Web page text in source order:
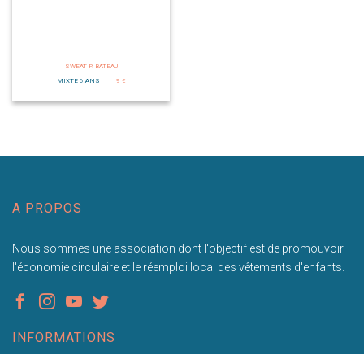
SWEAT P. BATEAU
MIXTE 6 ANS
9 €
A PROPOS
Nous sommes une association dont l'objectif est de promouvoir
l'économie circulaire et le réemploi local des vêtements d'enfants.
INFORMATIONS